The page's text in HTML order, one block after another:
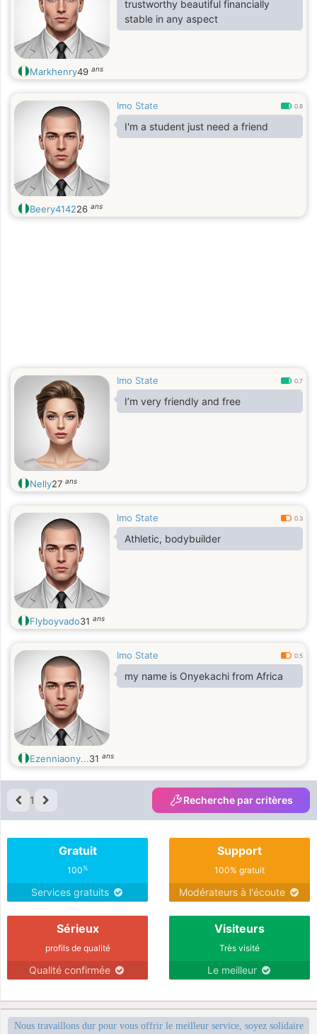
trustworthy beautiful financially
stable in any aspect
Markhenry49 ans
Imo State 0.8
I'm a student just need a friend
Beery414226 ans
Imo State 0.7
I’m very friendly and free
Nelly27 ans
Imo State 0.3
Athletic, bodybuilder
Flyboyvado31 ans
Imo State 0.5
my name is Onyekachi from Africa
Ezenniaony...31 ans
1 Recherche par critères
Gratuit
100%
Services gratuits
Support
100% gratuit
Modérateurs à l'écoute
Sérieux
profils de qualité
Qualité confirmée
Visiteurs
Très visité
Le meilleur
Nous travaillons dur pour vous offrir le meilleur service, soyez solidaire